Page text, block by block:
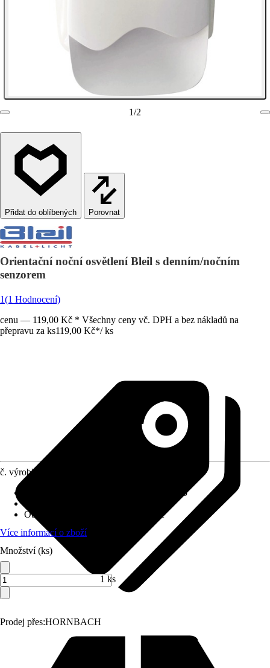
1/2
Porovnat
Orientační noční osvětlení Bleil s denním/nočním
senzorem
1(1 Hodnocení)
cenu — 119,00 Kč * Všechny ceny vč. DPH a bez nákladů na
přepravu za ks119,00 Kč*/ ks
Prodej přes:HORNBACH
č. výrobku
Noční světlo, Zásuvkové světlo
Objímka
LED napevno zabudované
Více informací o zboží
Množství (ks)
1 ks